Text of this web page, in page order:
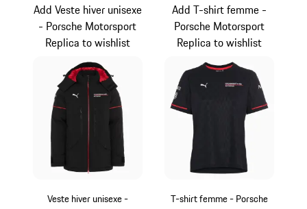
Veste hiver unisexe -
Add Veste hiver unisexe
- Porsche Motorsport
Replica to wishlist
T-shirt femme - Porsche
Add T-shirt femme -
Porsche Motorsport
Replica to wishlist